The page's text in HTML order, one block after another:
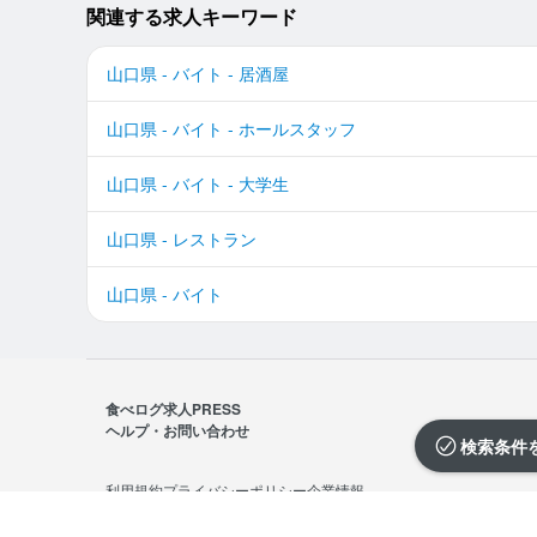
関連する求人キーワード
山口県 - バイト - 居酒屋
山口県 - バイト - ホールスタッフ
山口県 - バイト - 大学生
山口県 - レストラン
山口県 - バイト
検索条件
食べログ求人PRESS
ヘルプ・お問い合わせ
利用規約プライバシーポリシー企業情報